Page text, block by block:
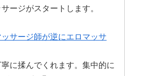
ージがスタートします。
に揉んでくれます。集中的に